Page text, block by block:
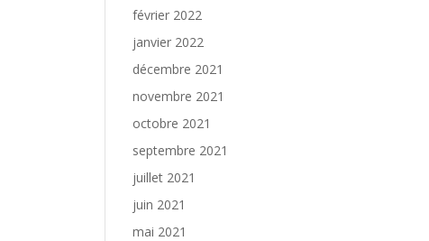
février 2022
janvier 2022
décembre 2021
novembre 2021
octobre 2021
septembre 2021
juillet 2021
juin 2021
mai 2021